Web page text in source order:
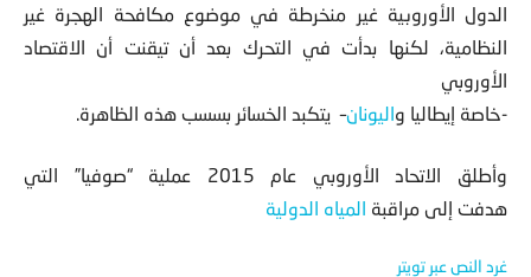
الدول الأوروبية غير منخرطة في موضوع مكافحة الهجرة غير
النظامية، لكنها بدأت في التحرك بعد أن تيقنت أن الاقتصاد
الأوروبي
-خاصة إيطاليا واليونان– يتكبد الخسائر بسسب هذه الظاهرة.
و
أطلق الاتحاد الأوروبي عام 2015 عملية “صوفيا” التي
هدفت إلى مراقبة المياه الدولية
غرد النص عبر تويتر